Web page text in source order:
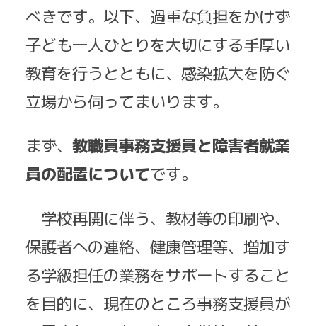
べきです。以下、過重な負担をかけず
子ども一人ひとりを大切にする手厚い
教育を行うとともに、感染拡大を防ぐ
立場から伺ってまいります。
まず、 教職員事務支援員と障害者就業
員の配置についてです。
学校再開に伴う、教材等の印刷や、
保護者への連絡、健康管理等、増加す
る学級担任の業務をサポートすること
を目的に、現在のところ事務支援員が